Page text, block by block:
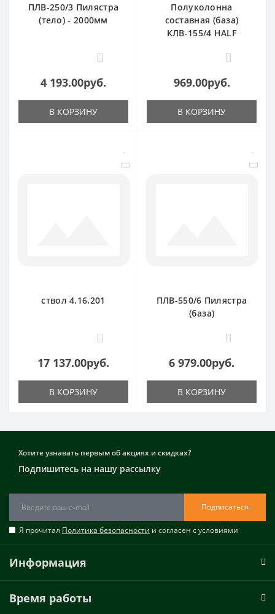
ПЛВ-250/3 Пилястра
(тело) - 2000мм
0
4 193.00руб.
В КОРЗИНУ
Полуколонна
составная (база)
КЛВ-155/4 HALF
0
969.00руб.
В КОРЗИНУ
ствол 4.16.201
0
17 137.00руб.
В КОРЗИНУ
ПЛВ-550/6 Пилястра
(база)
0
6 979.00руб.
В КОРЗИНУ
Хотите узнавать первым об акциях и скидках?
Подпишитесь на нашу рассылку
Подписаться
Я прочитал Политика безопасности и согласен с условиями
Информация
Время работы